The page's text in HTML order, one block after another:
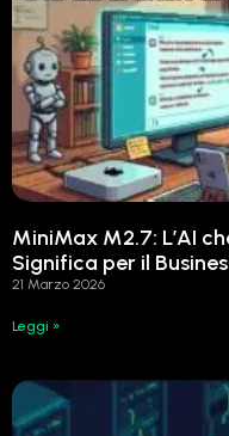
MiniMax M2.7: L’AI
Significa per il
21 Marzo 2026
Leggi »